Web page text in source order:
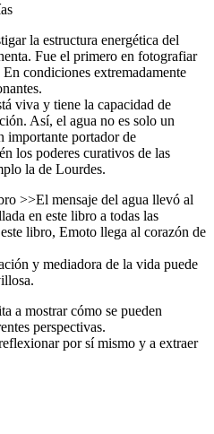
la estructura energética del
Fue el primero en fotografiar
condiciones extremadamente
viva y tiene la capacidad de
Así, el agua no es solo un
importante portador de
los poderes curativos de las
la de Lourdes.
>>El mensaje del agua llevó al
en este libro a todas las
libro, Emoto llega al corazón de
y mediadora de la vida puede
a mostrar cómo se pueden
perspectivas.
por sí mismo y a extraer